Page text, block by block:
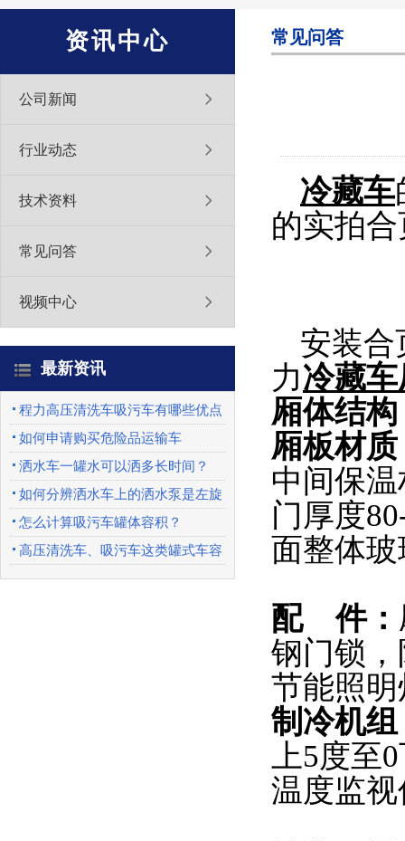
资讯中心
公司新闻
行业动态
技术资料
常见问答
视频中心
最新资讯
程力高压清洗车吸污车有哪些优点
如何申请购买危险品运输车
洒水车一罐水可以洒多长时间？
如何分辨洒水车上的洒水泵是左旋
还是右旋？
怎么计算吸污车罐体容积？
高压清洗车、吸污车这类罐式车容
积怎么计算出来
常见问答
冷藏车
的实拍
安装合
力冷藏
厢体结构
厢板材质
中间保
门厚度
面整体
配
件：
钢门锁
节能照明
制冷机组
上5度至
温度监